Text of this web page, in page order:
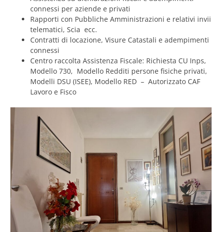
connessi per aziende e privati
Rapporti con Pubbliche Amministrazioni e relativi invii
telematici, Scia ecc.
Contratti di locazione, Visure Catastali e adempimenti
connessi
Centro raccolta Assistenza Fiscale: Richiesta CU Inps,
Modello 730, Modello Redditi persone fisiche privati,
Modelli DSU (ISEE), Modello RED – Autorizzato CAF
Lavoro e Fisco